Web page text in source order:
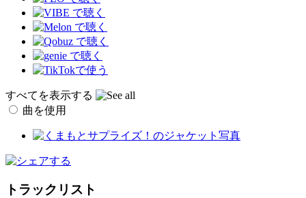
すべてを表示する
曲を使用
トラックリスト